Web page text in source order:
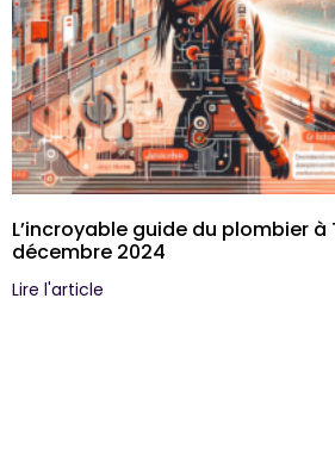
L’incroyable guide du plombier
décembre 2024
Lire l'article